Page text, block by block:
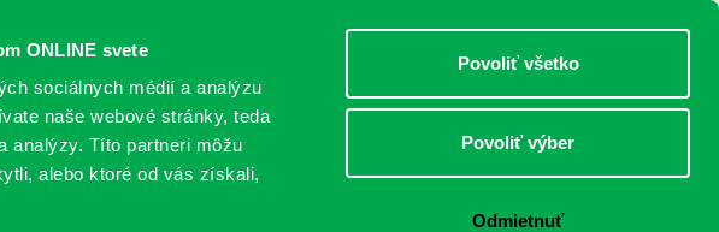
ONLINE svete
sociálnych médií a analýzu
naše webové stránky, teda
analýzy. Títo partneri môžu
alebo ktoré od vás získali,
Povoliť všetko
Povoliť výber
Odmietnuť
DOSPELÍ
O KNIŽNICI